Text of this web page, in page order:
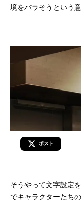
境をバラそうという
ポスト
そうやって文字設定
でキャラクターたち